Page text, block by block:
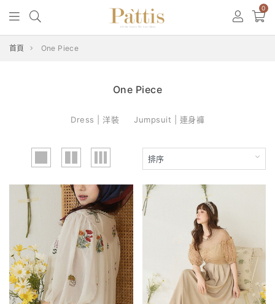
0
首頁 One Piece
One Piece
Dress | 洋裝 Jumpsuit | 連身褲